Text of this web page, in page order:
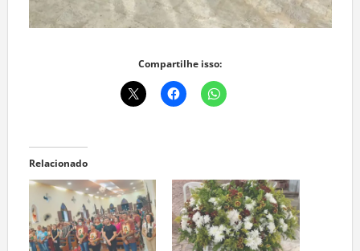
Compartilhe isso:
Relacionado